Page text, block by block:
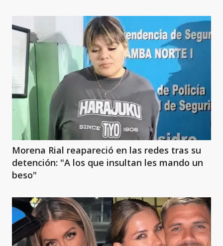
Morena Rial reapareció en las redes tras su
detención: "A los que insultan les mando un
beso"